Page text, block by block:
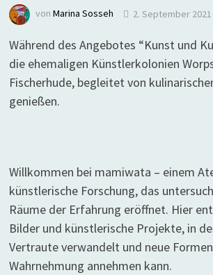
von Marina Sosseh 2. September 2021
Während des Angebotes “Kunst und
die ehemaligen Künstlerkolonien
Fischerhude, begleitet von
genießen.
Willkommen bei mamiwata – einem
künstlerische Forschung, das
Räume der Erfahrung eröffnet. Hier
Bilder und künstlerische Projekte, in
Vertraute verwandelt und neue
Wahrnehmung annehmen kann.